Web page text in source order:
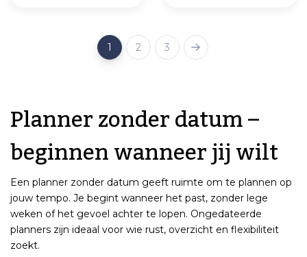
1 2 3
Planner zonder datum –
beginnen wanneer jij wilt
Een planner zonder datum geeft ruimte om te plannen op
jouw tempo. Je begint wanneer het past, zonder lege
weken of het gevoel achter te lopen. Ongedateerde
planners zijn ideaal voor wie rust, overzicht en flexibiliteit
zoekt.